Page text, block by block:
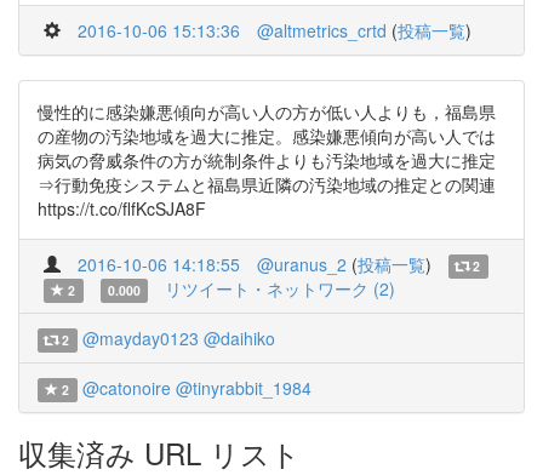
2016-10-06 15:13:36 @altmetrics_crtd (投稿一覧)
慢性的に感染嫌悪傾向が高い人の方が低い人よりも，福島県
の産物の汚染地域を過大に推定。感染嫌悪傾向が高い人では
病気の脅威条件の方が統制条件よりも汚染地域を過大に推定
⇒行動免疫システムと福島県近隣の汚染地域の推定との関連
https://t.co/flfKcSJA8F
2016-10-06 14:18:55 @uranus_2 (投稿一覧)
2
2
0.000 リツイート・ネットワーク (2)
2 @mayday0123 @daihiko
2 @catonoire @tinyrabbit_1984
収集済み URL リスト